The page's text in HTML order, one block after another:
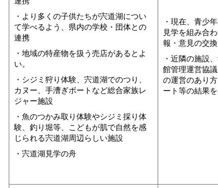
・より多くの子供たちが宍道湖につい
て学べるよう、県内の学校・団体との
連携
・地域の特産物を扱う売店があるとよ
い。
・シジミ狩り体験、宍道湖でのつり、
カヌー、手漕ぎボートなど総合家族レ
ジャー施設
・魚のつかみ取り体験やシジミ採り体
験、釣り堀等、こどもが肌で自然を感
じられる宍道湖周辺らしい施設
・宍道湖見学の舟
・現在、青少
見学を組み合
報・意見の交
・近隣の施設
館管理運営協
の運営のあり
ート等の結果